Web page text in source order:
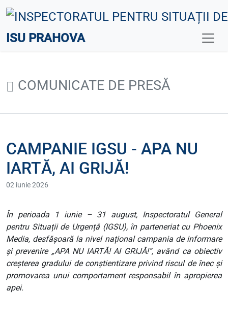
ISU PRAHOVA
COMUNICATE DE PRESĂ
CAMPANIE IGSU - APA NU
IARTĂ, AI GRIJĂ!
02 iunie 2026
În perioada 1 iunie – 31 august, Inspectoratul General
pentru Situații de Urgență (IGSU), în parteneriat cu Phoenix
Media, desfășoară la nivel național campania de informare
și prevenire „APA NU IARTĂ! AI GRIJĂ!”, având ca obiectiv
creșterea gradului de conștientizare privind riscul de înec și
promovarea unui comportament responsabil în apropierea
apei.